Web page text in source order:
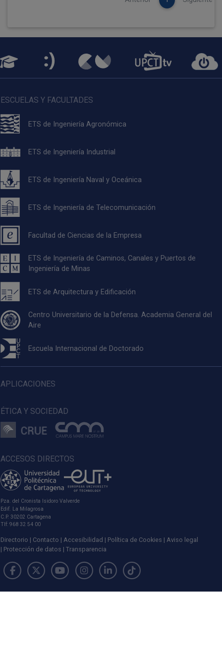
ACCESOS DIRECTOS
Pza. del Cronista Isidoro Valverde
Edif. La Milagrosa
C.P. 30202 Cartagena
Tlf: 968 32 54 00
Directorio Contacto Accesibilidad Política de Cookies
Aviso legal
Protección de datos
Transparencia
APLICACIONES
ÉTICA Y SOCIEDAD
ESCUELAS Y FACULTADES
ETS de Ingeniería Agronómica
ETS de Ingeniería Industrial
ETS de Ingeniería Naval y Oceánica
ETS de Ingeniería de Telecomunicación
Facultad de Ciencias de la Empresa
ETS de Ingeniería de Caminos, Canales y Puertos de
Ingeniería de Minas
ETS de Arquitectura y Edificación
Centro Universitario de la Defensa. Academia General del
Aire
Escuela Internacional de Doctorado